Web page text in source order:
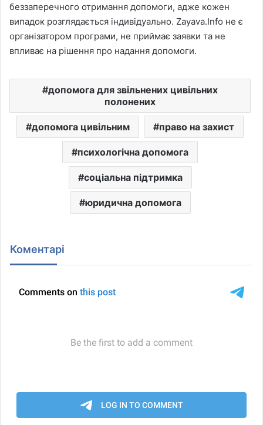
беззаперечного отримання допомоги, адже кожен
випадок розглядається індивідуально. Zayava.Info не є
організатором програми, не приймає заявки та не
впливає на рішення про надання допомоги.
допомога для звільнених цивільних
полонених
допомога цивільним право на захист
психологічна допомога
соціальна підтримка
юридична допомога
Коментарі